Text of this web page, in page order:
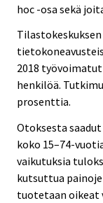
hoc -osa sekä
2018
henkilöä.
prosenttia.
Otoksesta
koko 15–74-
vaikutuksia
kutsuttua
tuotetaan oikeat